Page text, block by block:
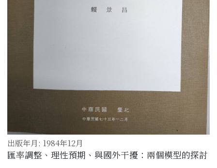
出版年月: 1984年12月
匯率調整、理性預期、與國外干擾：兩個模型的探討